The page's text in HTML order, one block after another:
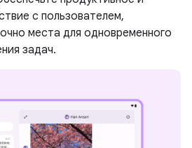
с пользователем,
места для одновременного
задач.